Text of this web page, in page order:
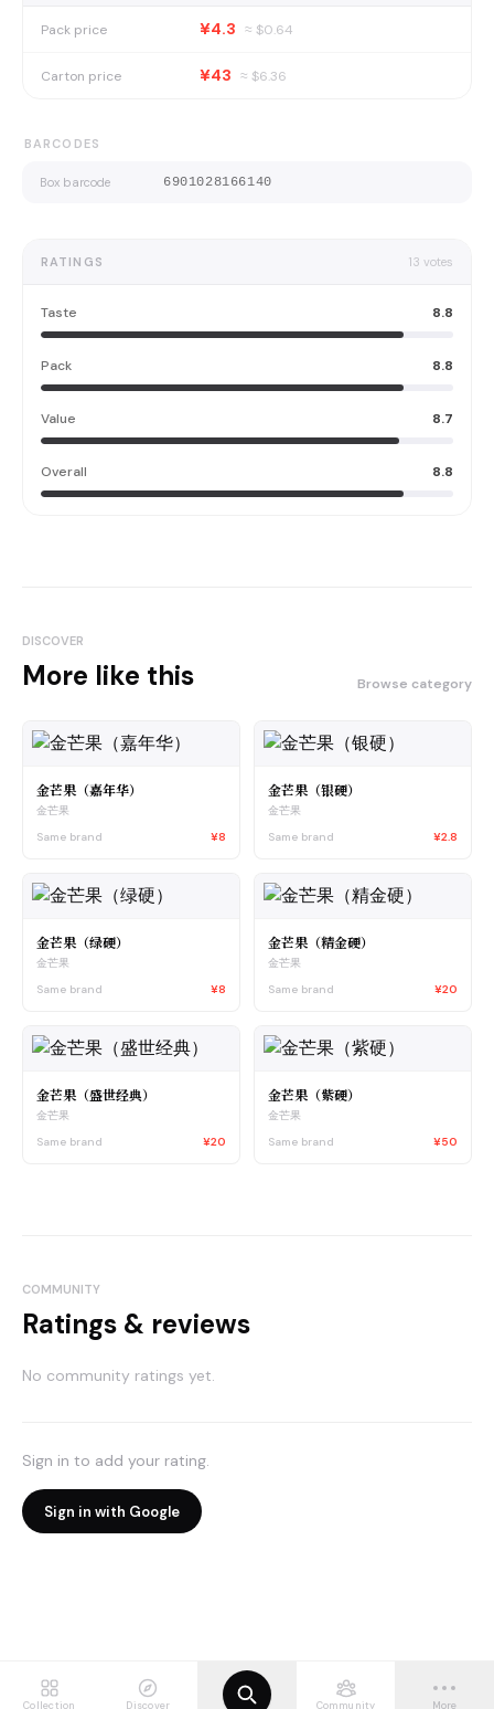
Pack price ¥4.3 ≈ $0.64
Carton price ¥43 ≈ $6.36
BARCODES
Box barcode 6901028166140
RATINGS 13 votes
Taste 8.8
Pack 8.8
Value 8.7
Overall 8.8
DISCOVER
More like this Browse category
金芒果（嘉年华）
金芒果
Same brand
¥8
金芒果（银硬）
金芒果
Same brand
¥2.8
金芒果（绿硬）
金芒果
Same brand
¥8
金芒果（精金硬）
金芒果
Same brand
¥20
金芒果（盛世经典）
金芒果
Same brand
¥20
金芒果（紫硬）
金芒果
Same brand
¥50
COMMUNITY
Ratings & reviews
No community ratings yet.
Sign in to add your rating.
Sign in with Google
Collection Discover Community More